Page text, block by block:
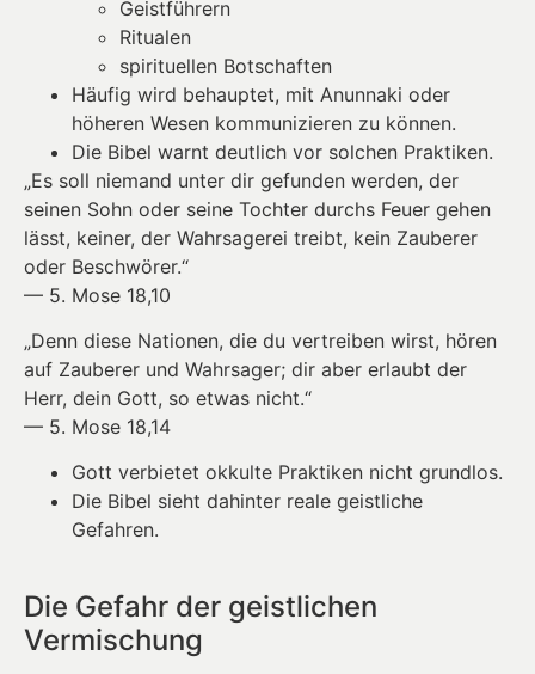
Geistführern
Ritualen
spirituellen Botschaften
Häufig wird behauptet, mit Anunnaki oder
höheren Wesen kommunizieren zu können.
Die Bibel warnt deutlich vor solchen Praktiken.
„Es soll niemand unter dir gefunden werden, der
seinen Sohn oder seine Tochter durchs Feuer gehen
lässt, keiner, der Wahrsagerei treibt, kein Zauberer
oder Beschwörer.“
— 5. Mose 18,10
„Denn diese Nationen, die du vertreiben wirst, hören
auf Zauberer und Wahrsager; dir aber erlaubt der
Herr, dein Gott, so etwas nicht.“
— 5. Mose 18,14
Gott verbietet okkulte Praktiken nicht grundlos.
Die Bibel sieht dahinter reale geistliche
Gefahren.
Die Gefahr der geistlichen
Vermischung